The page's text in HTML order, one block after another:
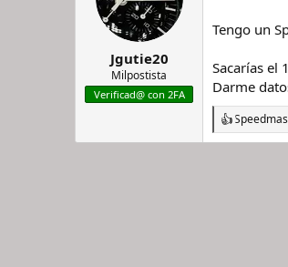
h
i
o
i
n
i
c
i
o
Jgutie20
Milpostista
Verificad@ con 2FA
Tengo un
Sacarías el
Darme
R
e